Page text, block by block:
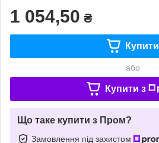
1 054,50 ₴
Купити
або
Купити з
Що таке купити з Пром?
Замовлення під захистом